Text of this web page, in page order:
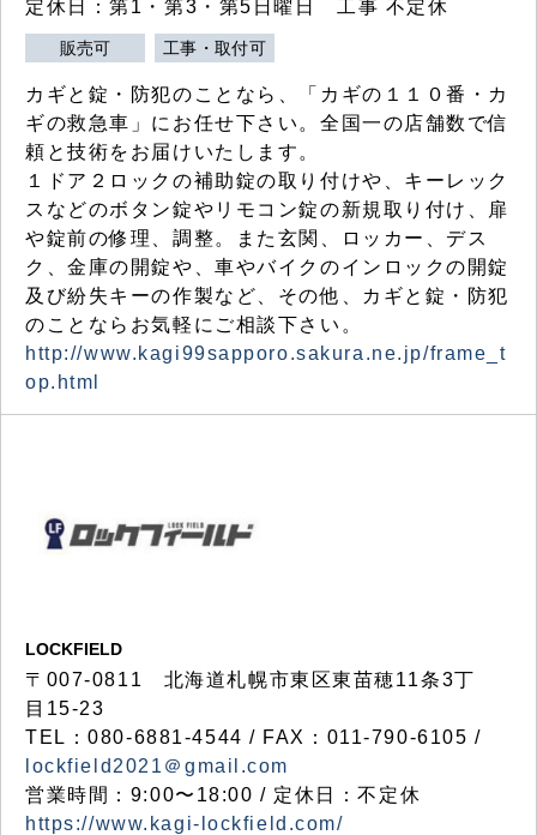
定休日：第1・第3・第5日曜日 工事 不定休
販売可 工事・取付可
カギと錠・防犯のことなら、「カギの１１０番・カ
ギの救急車」にお任せ下さい。全国一の店舗数で信
頼と技術をお届けいたします。
１ドア２ロックの補助錠の取り付けや、キーレック
スなどのボタン錠やリモコン錠の新規取り付け、扉
や錠前の修理、調整。また玄関、ロッカー、デス
ク、金庫の開錠や、車やバイクのインロックの開錠
及び紛失キーの作製など、その他、カギと錠・防犯
のことならお気軽にご相談下さい。
http://www.kagi99sapporo.sakura.ne.jp/frame_t
op.html
LOCKFIELD
〒007-0811 北海道札幌市東区東苗穂11条3丁
目15-23
TEL：080-6881-4544 / FAX：011-790-6105 /
lockfield2021＠gmail.com
営業時間：9:00〜18:00 / 定休日：不定休
https://www.kagi-lockfield.com/